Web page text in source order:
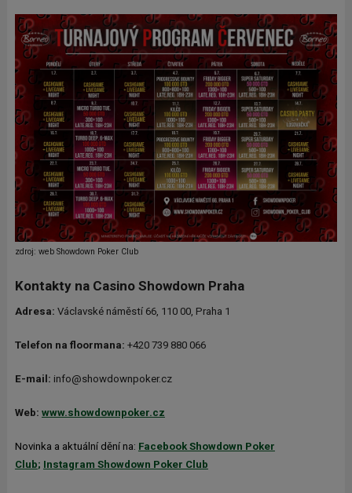
zdroj: web Showdown Poker Club
Kontakty na Casino Showdown Praha
Adresa: Václavské náměstí 66, 110 00, Praha 1
Telefon na floormana: +420 739 880 066
E-mail: info@showdownpoker.cz
Web: www.showdownpoker.cz
Novinka a aktuální dění na: Facebook Showdown Poker
Club; Instagram Showdown Poker Club